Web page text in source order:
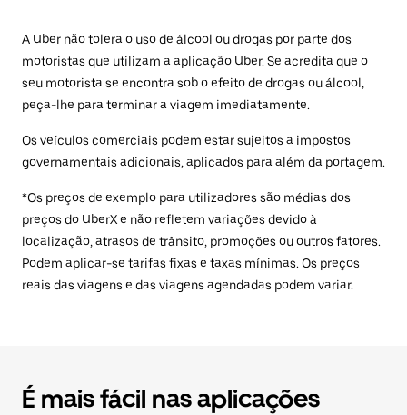
A Uber não tolera o uso de álcool ou drogas por parte dos
motoristas que utilizam a aplicação Uber. Se acredita que o
seu motorista se encontra sob o efeito de drogas ou álcool,
peça-lhe para terminar a viagem imediatamente.
Os veículos comerciais podem estar sujeitos a impostos
governamentais adicionais, aplicados para além da portagem.
*Os preços de exemplo para utilizadores são médias dos
preços do UberX e não refletem variações devido à
localização, atrasos de trânsito, promoções ou outros fatores.
Podem aplicar-se tarifas fixas e taxas mínimas. Os preços
reais das viagens e das viagens agendadas podem variar.
É mais fácil nas aplicações